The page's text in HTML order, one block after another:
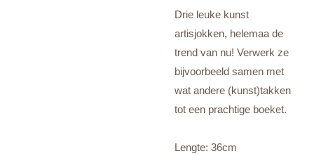
Drie leuke kunst
artisjokken, helemaa de
trend van nu! Verwerk ze
bijvoorbeeld samen met
wat andere (kunst)takken
tot een prachtige boeket.
Lengte: 36cm